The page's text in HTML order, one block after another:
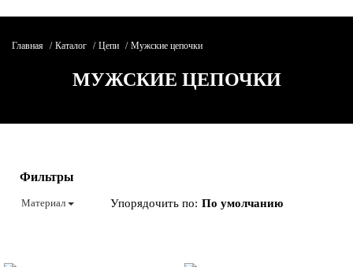
О БРЕНДЕ
Изделия на заказ
Браслеты
Кольца
Главная Каталог Цепи Мужские цепочки
МУЖСКИЕ ЦЕПОЧКИ
Фильтры
Материал Упорядочить по: